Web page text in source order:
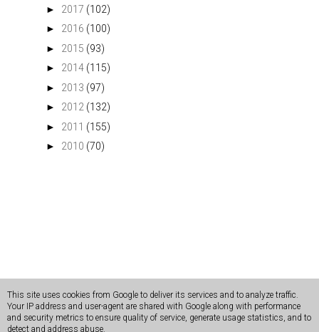
► 2017 (102)
► 2016 (100)
► 2015 (93)
► 2014 (115)
► 2013 (97)
► 2012 (132)
► 2011 (155)
► 2010 (70)
Copyright 2022 DaisyLine . Kopiowanie i rozpowszechnianie
zdjęć bez zgody autora jest zabronione.
This site uses cookies from Google to deliver its services and to analyze traffic.
Your IP address and user-agent are shared with Google along with performance
and security metrics to ensure quality of service, generate usage statistics, and to
detect and address abuse.